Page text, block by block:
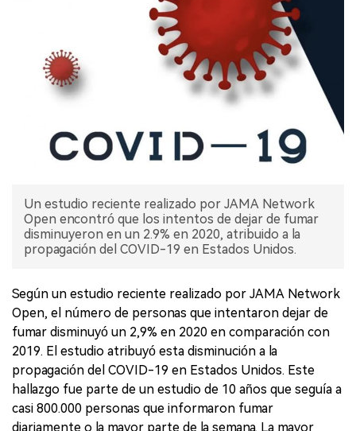
DATOS
EXPOSICIÓN
ENTREVISTA
Un estudio reciente realizado por JAMA Network
Open encontró que los intentos de dejar de fumar
disminuyeron en un 2.9% en 2020, atribuido a la
propagación del COVID-19 en Estados Unidos.
Según un estudio reciente realizado por JAMA Network
Open, el número de personas que intentaron dejar de
fumar disminuyó un 2,9% en 2020 en comparación con
2019. El estudio atribuyó esta disminución a la
propagación del COVID-19 en Estados Unidos. Este
hallazgo fue parte de un estudio de 10 años que seguía a
casi 800.000 personas que informaron fumar
diariamente o la mayor parte de la semana. La mayor